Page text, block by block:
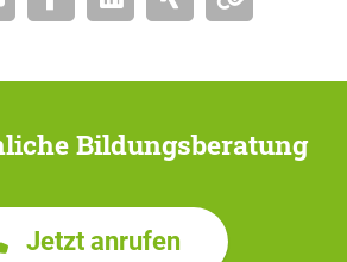
Bildungsberatung
Jetzt anrufen